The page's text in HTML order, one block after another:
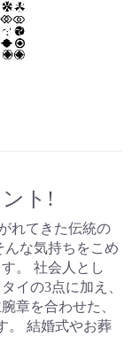
ト!
れてきた伝統の
んな気持ちをこめ
。 社会人とし
イの3点に加え、
章を合わせた、
。 結婚式やお葬